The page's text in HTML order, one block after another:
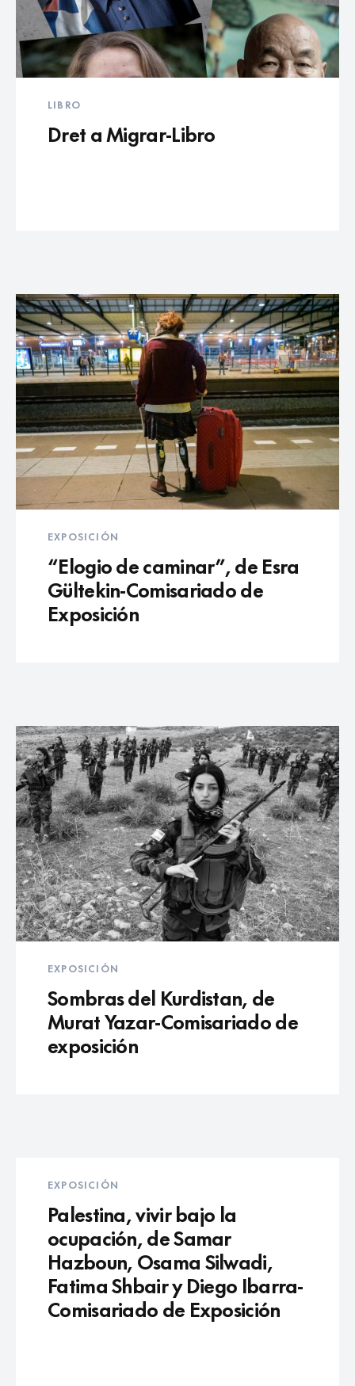
LIBRO
Dret a Migrar-Libro
EXPOSICIÓN
“Elogio de caminar”, de Esra
Gültekin-Comisariado de
Exposición
EXPOSICIÓN
Sombras del Kurdistan, de
Murat Yazar-Comisariado de
exposición
EXPOSICIÓN
Palestina, vivir bajo la
ocupación, de Samar
Hazboun, Osama Silwadi,
Fatima Shbair y Diego Ibarra-
Comisariado de Exposición